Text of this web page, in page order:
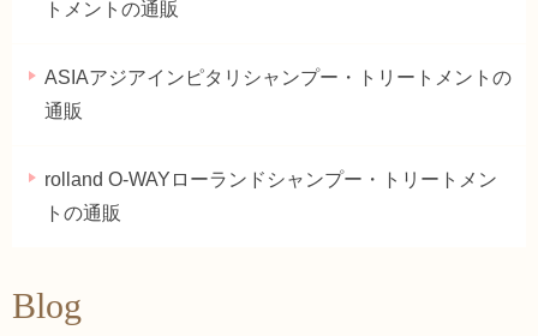
トメントの通販
ASIAアジアインピタリシャンプー・トリートメントの
通販
rolland O-WAYローランドシャンプー・トリートメン
トの通販
Blog